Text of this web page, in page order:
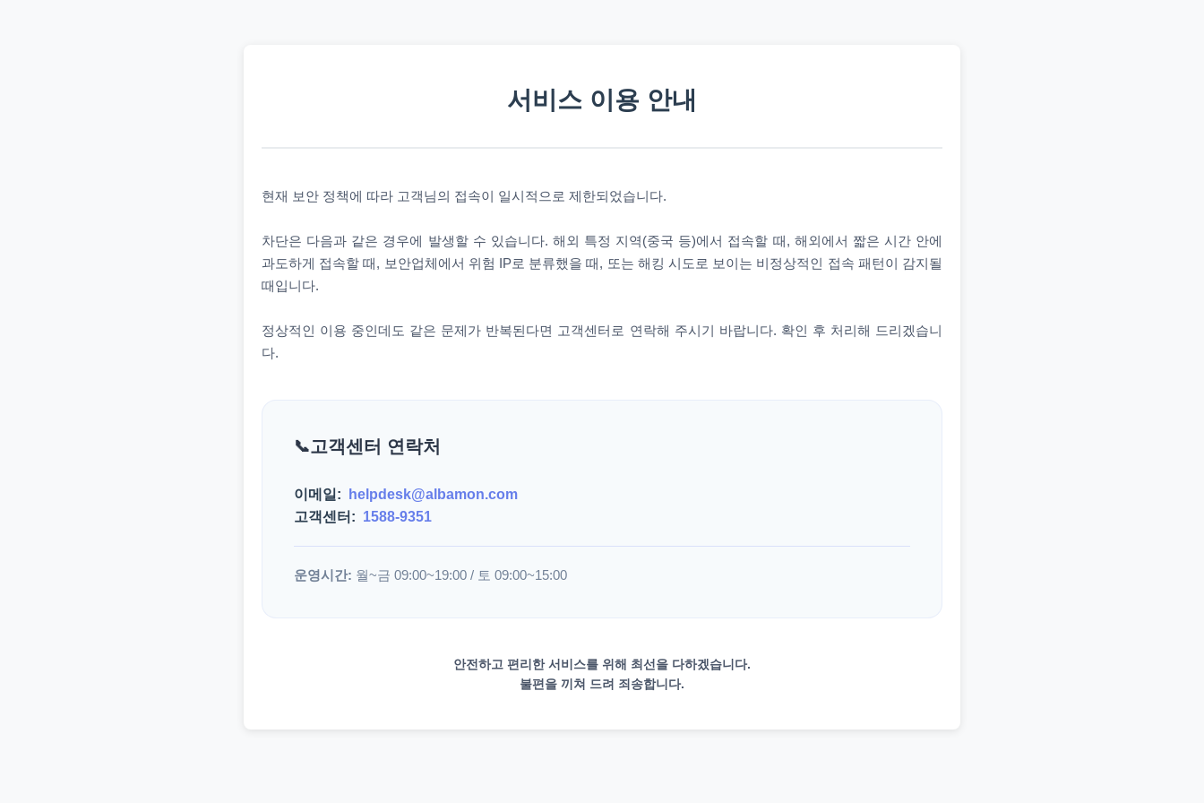
서비스 이용 안내
현재 보안 정책에 따라 고객님의 접속이 일시적으로 제한되었습니다.
차단은 다음과 같은 경우에 발생할 수 있습니다. 해외 특정 지역(중국 등)에서 접속할 때, 해외에서 짧은 시간 안에
과도하게 접속할 때, 보안업체에서 위험 IP로 분류했을 때, 또는 해킹 시도로 보이는 비정상적인 접속 패턴이 감지될
때입니다.
정상적인 이용 중인데도 같은 문제가 반복된다면 고객센터로 연락해 주시기 바랍니다. 확인 후 처리해 드리겠습니
다.
고객센터 연락처
이메일:
helpdesk@albamon.com
고객센터: 1588-9351
운영시간: 월~금 09:00~19:00 / 토 09:00~15:00
안전하고 편리한 서비스를 위해 최선을 다하겠습니다.
불편을 끼쳐 드려 죄송합니다.